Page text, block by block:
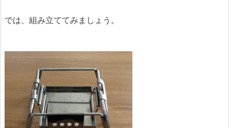
では、組み立ててみましょう。